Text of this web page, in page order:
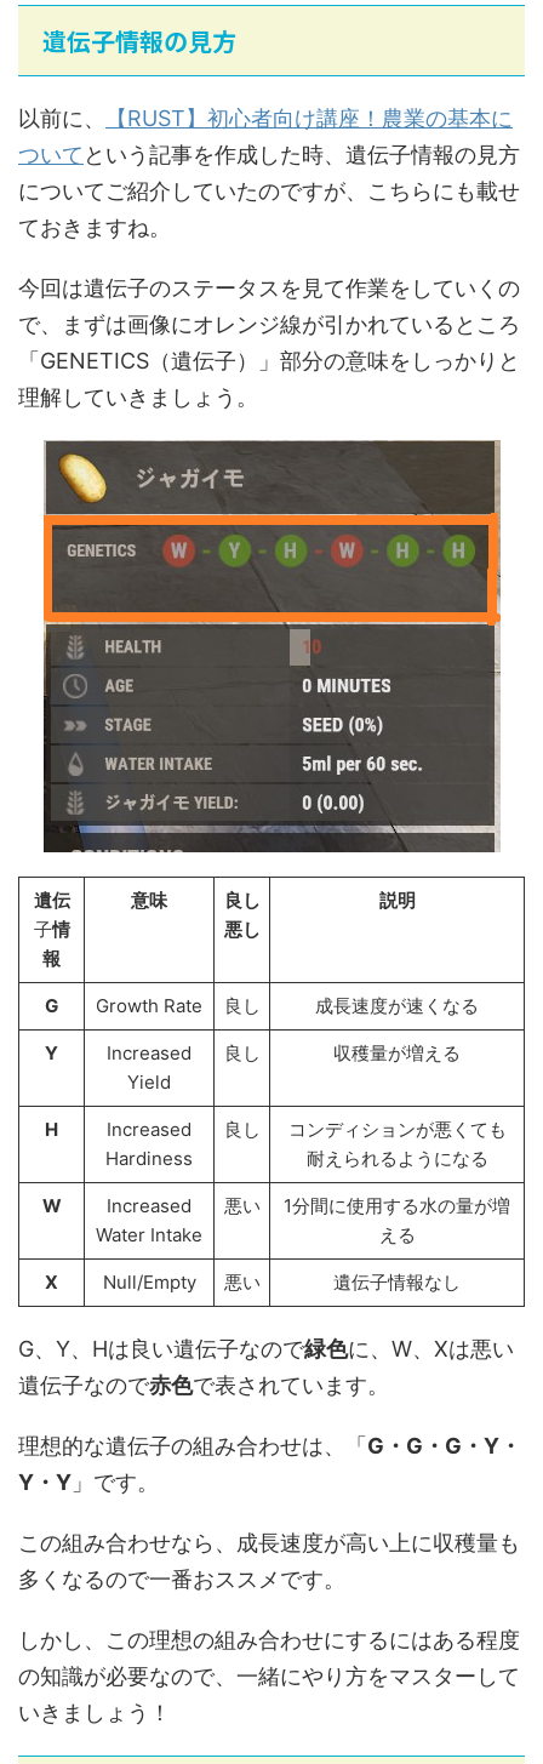
遺伝子情報の見方
以前に、
【RUST】初心者向け講座！農業の基本に
ついて という記事を作成した時、遺伝子情報の見方
についてご紹介していたのですが、こちらにも載せ
ておきますね。
今回は遺伝子のステータスを見て作業をしていくの
で、まずは画像にオレンジ線が引かれているところ
「GENETICS（遺伝子）」部分の意味をしっかりと
理解していきましょう。
遺伝
子情
報
意味
良し
悪し
説明
G Growth Rate 良し 成長速度が速くなる
Y
Increased
Yield
良し 収穫量が増える
H
Increased
Hardiness
良し
コンディションが悪くても
耐えられるようになる
W
Increased
Water Intake
悪い
1分間に使用する水の量が増
える
X Null/Empty 悪い 遺伝子情報なし
G、Y、Hは良い遺伝子なので緑色に、W、Xは悪い
遺伝子なので赤色で表されています。
理想的な遺伝子の組み合わせは、「 G・G・G・Y・
Y・Y 」です。
この組み合わせなら、成長速度が高い上に収穫量も
多くなるので一番おススメです。
しかし、この理想の組み合わせにするにはある程度
の知識が必要なので、一緒にやり方をマスターして
いきましょう！